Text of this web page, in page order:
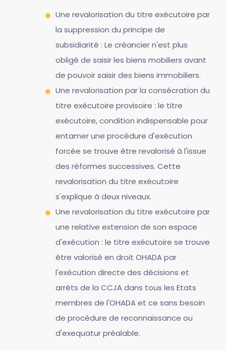
Une revalorisation du titre exécutoire par
la suppression du principe de
subsidiarité : Le créancier n'est plus
obligé de saisir les biens mobiliers avant
de pouvoir saisir des biens immobiliers.
Une revalorisation par la consécration du
titre exécutoire provisoire : le titre
exécutoire, condition indispensable pour
entamer une procédure d'exécution
forcée se trouve être revalorisé à l'issue
des réformes successives. Cette
revalorisation du titre exécutoire
s'explique à deux niveaux.
Une revalorisation du titre exécutoire par
une relative extension de son espace
d'exécution : le titre exécutoire se trouve
être valorisé en droit OHADA par
l'exécution directe des décisions et
arrêts de la CCJA dans tous les Etats
membres de l'OHADA et ce sans besoin
de procédure de reconnaissance ou
d'exequatur préalable.